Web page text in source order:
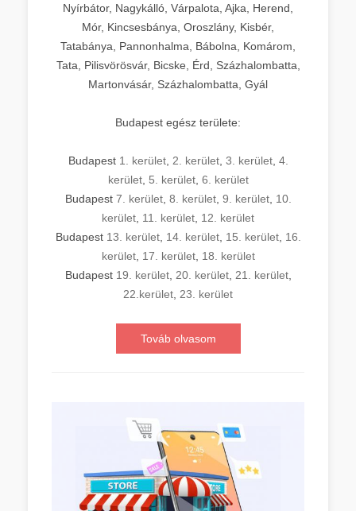
Nyírbátor, Nagykálló, Várpalota, Ajka, Herend,
Mór, Kincsesbánya, Oroszlány, Kisbér,
Tatabánya, Pannonhalma, Bábolna, Komárom,
Tata, Pilisvörösvár, Bicske, Érd, Százhalombatta,
Martonvásár, Százhalombatta, Gyál
Budapest egész területe:
Budapest 1. kerület, 2. kerület, 3. kerület, 4.
kerület, 5. kerület, 6. kerület
Budapest 7. kerület, 8. kerület, 9. kerület, 10.
kerület 11. kerület 12. kerület
Budapest 13. kerület, 14. kerület, 15. kerület, 16.
kerület, 17. kerület, 18. kerület
Budapest 19. kerület, 20. kerület, 21. kerület,
22.kerület 23. kerület
Továb olvasom